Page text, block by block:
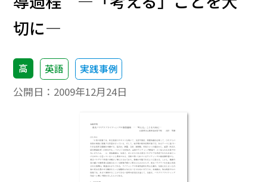
切に―
高 英語 実践事例
公開日： 2009年12月24日